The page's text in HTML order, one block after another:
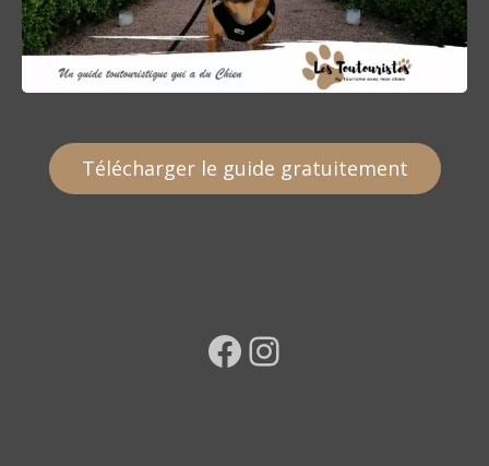
Télécharger le guide gratuitement
Facebook Instagram